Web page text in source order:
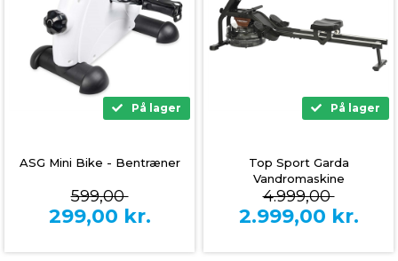
På lager
ASG Mini Bike - Bentræner
599,00
299,00 kr.
På lager
Top Sport Garda
Vandromaskine
4.999,00
2.999,00 kr.